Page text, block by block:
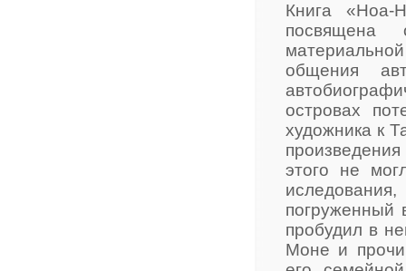
Книга «Ноа-
посвящена
общения
островах
художника к
этого не
погруженный
пробудил в
Моне и